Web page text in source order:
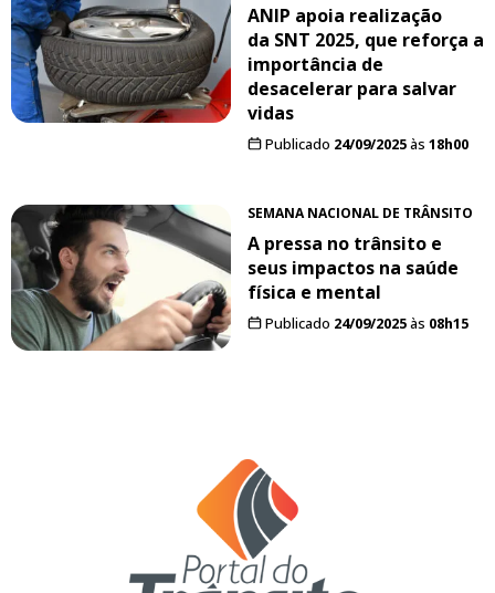
ANIP apoia realização
da SNT 2025, que reforça a
importância de
desacelerar para salvar
vidas
Publicado 24/09/2025às 18h00
SEMANA NACIONAL DE TRÂNSITO
A pressa no trânsito e
seus impactos na saúde
física e mental
Publicado 24/09/2025às 08h15